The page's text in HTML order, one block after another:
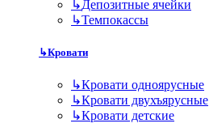
↳Депозитные ячейки
↳Темпокассы
↳Кровати
↳Кровати одноярусные
↳Кровати двухъярусные
↳Кровати детские